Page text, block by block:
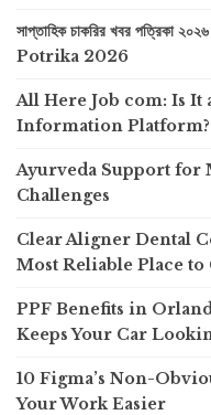
সাপ্তাহিক চাকরির খবর
Potrika 2026
All Here Job com: Is It
Information Platform?
Ayurveda Support for
Challenges
Clear Aligner Dental
Most Reliable Place to
PPF Benefits in
Keeps Your Car
10 Figma’s Non-
Your Work Easier